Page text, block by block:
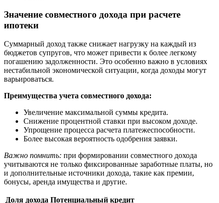
Значение совместного дохода при расчете
ипотеки
Суммарный доход также снижает нагрузку на каждый из
бюджетов супругов, что может привести к более легкому
погашению задолженности. Это особенно важно в условиях
нестабильной экономической ситуации, когда доходы могут
варьироваться.
Преимущества учета совместного дохода:
Увеличение максимальной суммы кредита.
Снижение процентной ставки при высоком доходе.
Упрощение процесса расчета платежеспособности.
Более высокая вероятность одобрения заявки.
Важно помнить: при формировании совместного дохода
учитываются не только фиксированные заработные платы, но
и дополнительные источники дохода, такие как премии,
бонусы, аренда имущества и другие.
Доля дохода Потенциальный кредит